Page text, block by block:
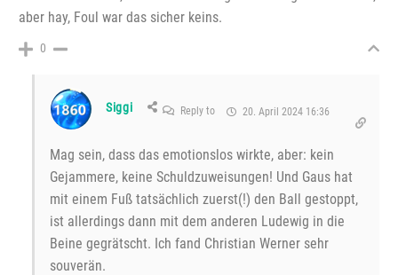
aber hay, Foul war das sicher keins.
0
Siggi Reply to 20. April 2024 16:36
Mag sein, dass das emotionslos wirkte, aber: kein
Gejammere, keine Schuldzuweisungen! Und Gaus hat
mit einem Fuß tatsächlich zuerst(!) den Ball gestoppt,
ist allerdings dann mit dem anderen Ludewig in die
Beine gegrätscht. Ich fand Christian Werner sehr
souverän.